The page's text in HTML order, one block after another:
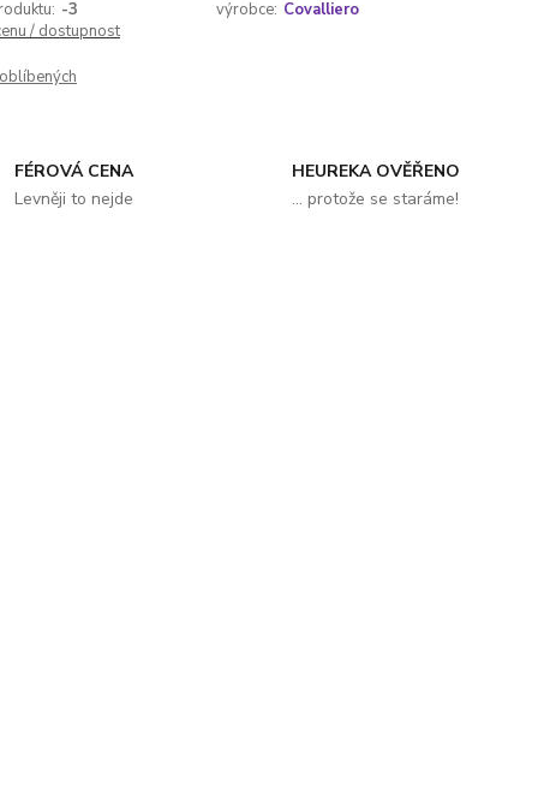
-3 výrobce: Covalliero
/ dostupnost
FÉROVÁ CENA
Levněji to nejde
HEUREKA OVĚŘENO
... protože se staráme!